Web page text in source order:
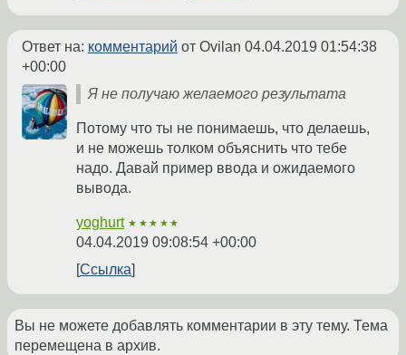
Ответ на: комментарий от Ovilan 04.04.2019 01:54:38
+00:00
Я не получаю желаемого результата
Потому что ты не понимаешь, что делаешь,
и не можешь толком объяснить что тебе
надо. Давай пример ввода и ожидаемого
вывода.
yoghurt ★★★★★
04.04.2019 09:08:54 +00:00
Ссылка
Вы не можете добавлять комментарии в эту тему. Тема
перемещена в архив.